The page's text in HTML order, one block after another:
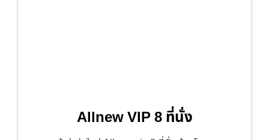
Allnew VIP 8 ที่นั่ง